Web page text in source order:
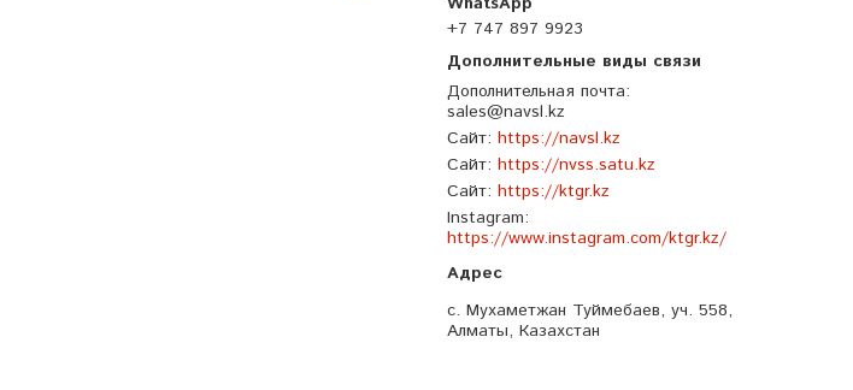
+7 747 897 9923
Дополнительная почта
sales@navsl.kz
Сайт https://navsl.kz
Сайт https://nvss.satu.kz
Сайт https://ktgr.kz
Instagram
https://www.instagram.com/ktgr.kz/
с. Мухаметжан Туймебаев, уч. 558,
Алматы, Казахстан